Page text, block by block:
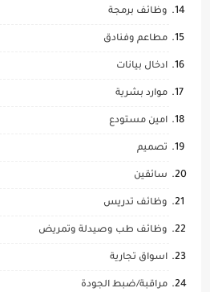
وظائف برمجة
مطاعم وفنادق
ادخال بيانات
موارد بشرية
امين مستودع
تصميم
سائقين
وظائف تدريس
وظائف طب وصيدلة وتمريض
اسواق تجارية
مراقبة/ضبط الجودة